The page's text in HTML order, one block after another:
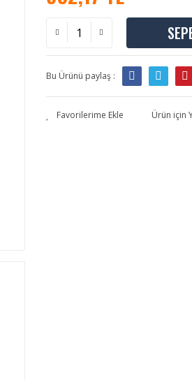
Bu Ürünü paylaş :
Ürün için